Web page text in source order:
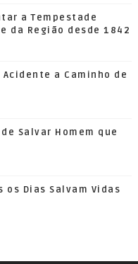
a Tempestade
da Região desde 1842
a Caminho de
Salvar Homem que
os Dias Salvam Vidas